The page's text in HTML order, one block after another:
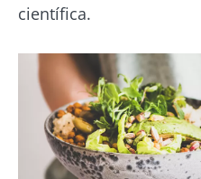
científica.